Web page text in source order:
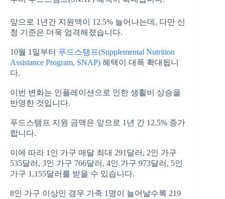
앞으로 1년간 지원액이 12.5% 늘어나는데, 다만 신
청 기준은 더욱 엄격해졌습니다.
10월 1일부터 푸드스탬프(Supplemental Nutrition
Assistance Program, SNAP) 혜택이 대폭 확대됩니
다.
이번 변화는 인플레이션으로 인한 생활비 상승을
반영한 것입니다.
푸드스탬프 지원 금액은 앞으로 1년 간 12.5% 증가
합니다.
이에 따라 1인 가구 매달 최대 291달러, 2인 가구
535달러, 3인 가구 766달러, 4인 가구 973달러, 5인
가구 1,155달러를 받을 수 있습니다.
8인 가구 이상인 경우 가족 1명이 늘어날수록 219